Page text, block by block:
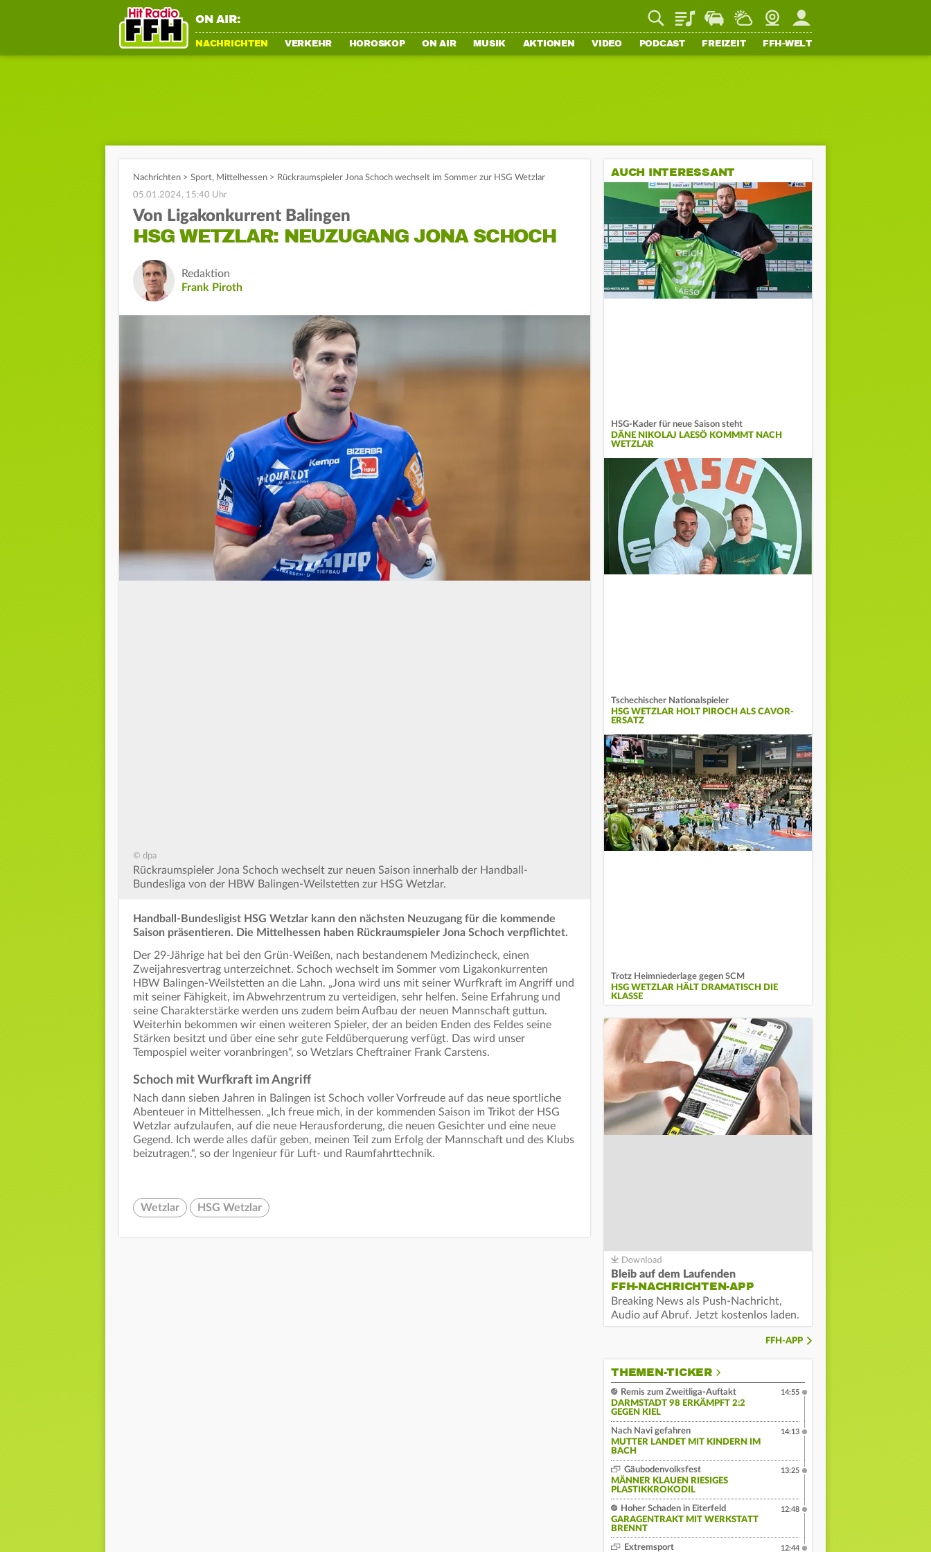
ON AIR: PlaylistStaupilotWetterWebcamMein FFH
NACHRICHTEN VERKEHR HOROSKOP ON AIR MUSIK AKTIONEN VIDEO PODCAST FREIZEIT FFH-WELT
Nachrichten > Sport, Mittelhessen > Rückraumspieler Jona Schoch wechselt im Sommer zur HSG Wetzlar
05.01.2024, 15:40 Uhr
Von Ligakonkurrent Balingen
HSG WETZLAR: NEUZUGANG JONA SCHOCH
Redaktion
Frank Piroth
© dpa
Rückraumspieler Jona Schoch wechselt zur neuen Saison innerhalb der Handball-
Bundesliga von der HBW Balingen-Weilstetten zur HSG Wetzlar.
Handball-Bundesligist HSG Wetzlar kann den nächsten Neuzugang für die kommende
Saison präsentieren. Die Mittelhessen haben Rückraumspieler Jona Schoch verpflichtet.
Der 29-Jährige hat bei den Grün-Weißen, nach bestandenem Medizincheck, einen
Zweijahresvertrag unterzeichnet. Schoch wechselt im Sommer vom Ligakonkurrenten
HBW Balingen-Weilstetten an die Lahn. „Jona wird uns mit seiner Wurfkraft im Angriff und
mit seiner Fähigkeit, im Abwehrzentrum zu verteidigen, sehr helfen. Seine Erfahrung und
seine Charakterstärke werden uns zudem beim Aufbau der neuen Mannschaft guttun.
Weiterhin bekommen wir einen weiteren Spieler, der an beiden Enden des Feldes seine
Stärken besitzt und über eine sehr gute Feldüberquerung verfügt. Das wird unser
Tempospiel weiter voranbringen“, so Wetzlars Cheftrainer Frank Carstens.
Schoch mit Wurfkraft im Angriff
Nach dann sieben Jahren in Balingen ist Schoch voller Vorfreude auf das neue sportliche
Abenteuer in Mittelhessen. „Ich freue mich, in der kommenden Saison im Trikot der HSG
Wetzlar aufzulaufen, auf die neue Herausforderung, die neuen Gesichter und eine neue
Gegend. Ich werde alles dafür geben, meinen Teil zum Erfolg der Mannschaft und des Klubs
beizutragen.“, so der Ingenieur für Luft- und Raumfahrttechnik.
Wetzlar HSG Wetzlar
AUCH INTERESSANT
HSG-Kader für neue Saison steht
DÄNE NIKOLAJ LAESÖ KOMMMT NACH
WETZLAR
Tschechischer Nationalspieler
HSG WETZLAR HOLT PIROCH ALS CAVOR-
ERSATZ
Trotz Heimniederlage gegen SCM
HSG WETZLAR HÄLT DRAMATISCH DIE
KLASSE
Bleib auf dem Laufenden
FFH-NACHRICHTEN-APP
Breaking News als Push-Nachricht,
Audio auf Abruf. Jetzt kostenlos laden.
FFH-APP
THEMEN-TICKER
Remis zum Zweitliga-Auftakt
DARMSTADT 98 ERKÄMPFT 2:2
GEGEN KIEL
14:55
Nach Navi gefahren
MUTTER LANDET MIT KINDERN IM
BACH
14:13
Gäubodenvolksfest
MÄNNER KLAUEN RIESIGES
PLASTIKKROKODIL
13:25
Hoher Schaden in Eiterfeld
GARAGENTRAKT MIT WERKSTATT
BRENNT
12:48
Extremsport 12:44